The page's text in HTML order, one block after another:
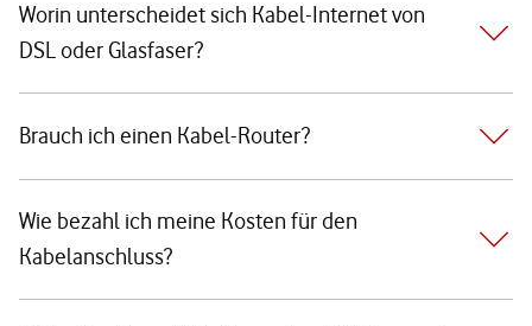
Worin unterscheidet sich Kabel-Internet von
DSL oder Glasfaser?
Brauch ich einen Kabel-Router?
Wie bezahl ich meine Kosten für den
Kabelanschluss?